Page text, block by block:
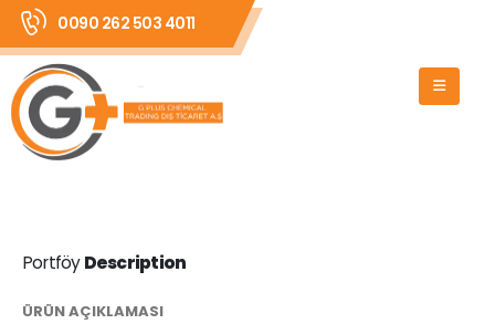
0090 262 503 4011
PortföyDescription
ÜRÜN AÇIKLAMASI